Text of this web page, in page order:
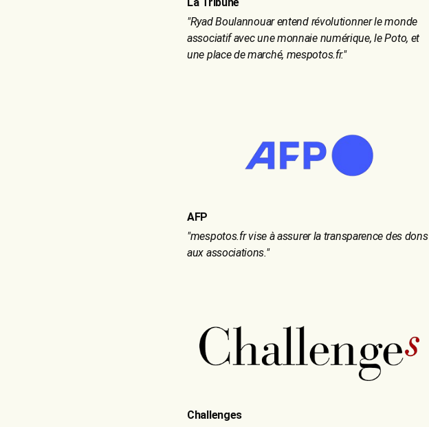
"Ryad Boulannouar entend révolutionner le monde
associatif avec une monnaie numérique, le Poto, et
une place de marché, mespotos.fr."
AFP
"mespotos.fr vise à assurer la transparence des dons
aux associations."
Challenges